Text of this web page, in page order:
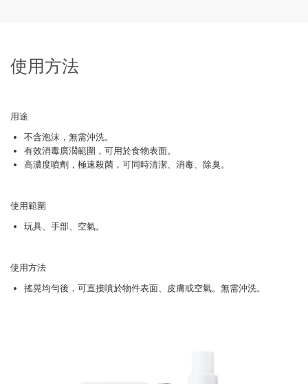
使用方法
用途
不含泡沫，無需沖洗。
有效消毒廣濶範圍，可用於食物表面。
高濃度噴劑，極速殺菌，可同時清潔、消毒、除臭。
使用範圍
玩具、手部、空氣。
使用方法
搖晃均勻後，可直接噴於物件表面、皮膚或空氣。無需沖洗。